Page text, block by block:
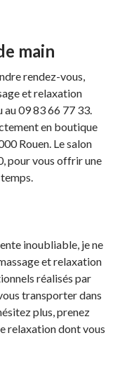
main
rendez-vous,
et relaxation
au 09 83 66 77 33.
en boutique
Rouen. Le salon
pour vous offrir une
inoubliable, je ne
et relaxation
réalisés par
transporter dans
plus, prenez
relaxation dont vous